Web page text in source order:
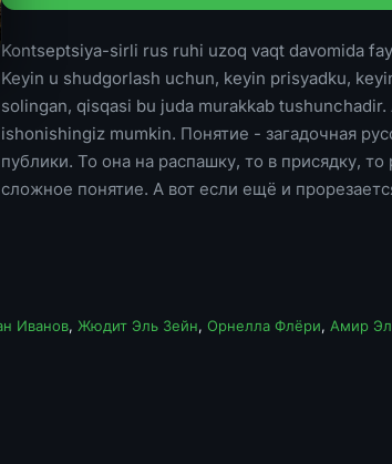
Kontseptsiya-sirli rus ruhi uzoq vaqt davomida
Keyin u shudgorlash uchun, keyin prisyadku,
solingan, qisqasi bu juda murakkab
ishonishingiz mumkin. Понятие - загадочная
публики. То она на распашку, то в присядку,
сложное понятие. А вот если ещё и
Иванов, Жюдит Эль Зейн, Орнелла Флёри, Амир